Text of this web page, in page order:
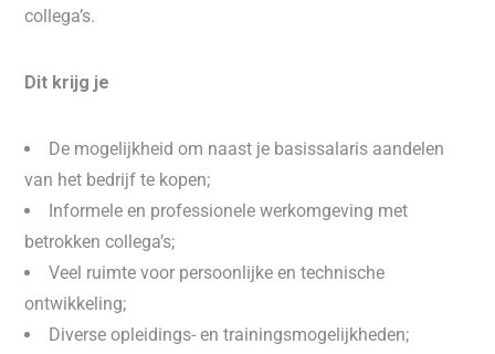
collega’s.
Dit krijg je
De mogelijkheid om naast je basissalaris aandelen
van het bedrijf te kopen;
Informele en professionele werkomgeving met
betrokken collega’s;
Veel ruimte voor persoonlijke en technische
ontwikkeling;
Diverse opleidings- en trainingsmogelijkheden;